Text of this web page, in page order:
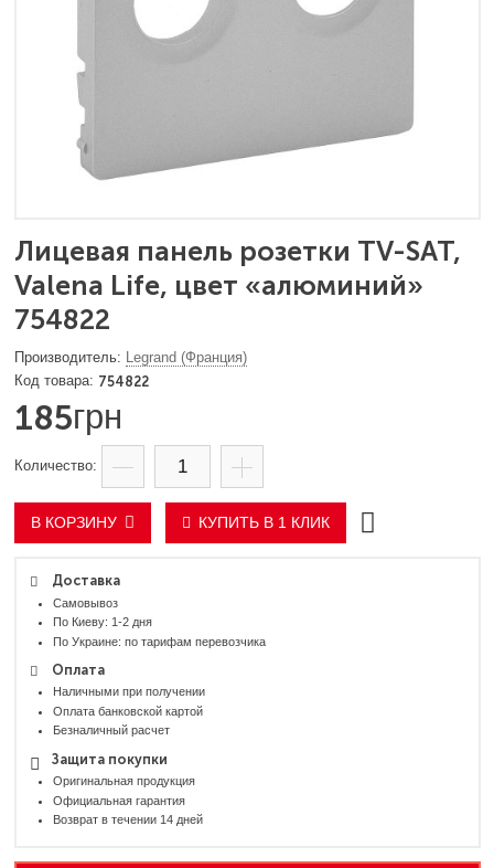
Лицевая панель розетки TV-SAT,
Valena Life, цвет «алюминий»
754822
Доставка
Самовывоз
По Киеву: 1-2 дня
По Украине: по тарифам перевозчика
Оплата
Наличными при получении
Оплата банковской картой
Безналичный расчет
Защита покупки
Оригинальная продукция
Официальная гарантия
Возврат в течении 14 дней
Legrand (Франция)
754822
185грн
В КОРЗИНУ КУПИТЬ В 1 КЛИК